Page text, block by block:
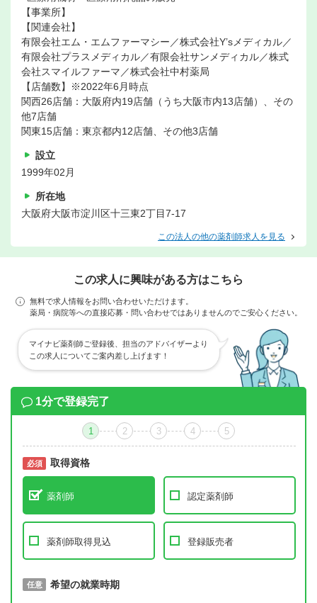
【事業所】
【関連会社】
有限会社エム・エムファーマシー／株式会社Y’sメディカル／
有限会社プラスメディカル／有限会社サンメディカル／株式
会社スマイルファーマ／株式会社中村薬局
【店舗数】※2022年6月時点
関西26店舗：大阪府内19店舗（うち大阪市内13店舗）、その
他7店舗
関東15店舗：東京都内12店舗、その他3店舗
設立
1999年02月
所在地
大阪府大阪市淀川区十三東2丁目7-17
この法人の他の薬剤師求人を見る
この求人に興味がある方はこちら
無料で求人情報をお問い合わせいただけます。
薬局・病院等への直接応募・問い合わせではありませんのでご安心ください。
マイナビ薬剤師ご登録後、担当のアドバイザーより
この求人についてご案内差し上げます！
1分で登録完了
1 2 3 4 5
必須 取得資格
薬剤師 認定薬剤師
薬剤師取得見込 登録販売者
必須 取得予定年
任意 希望の就業時期